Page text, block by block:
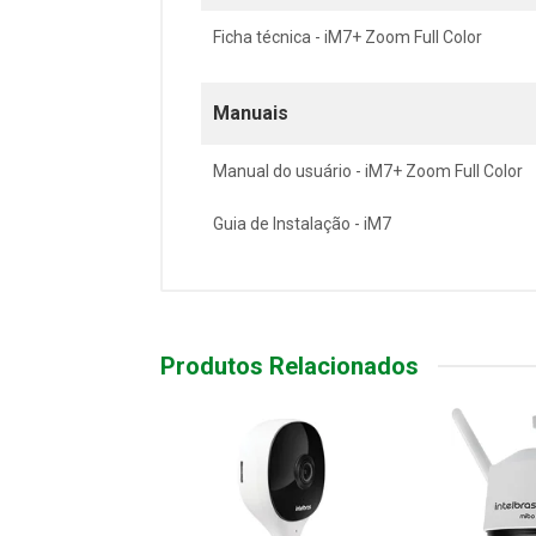
Ficha técnica - iM7+ Zoom Full Color
Manuais
Manual do usuário - iM7+ Zoom Full Color
Guia de Instalação - iM7
Produtos Relacionados